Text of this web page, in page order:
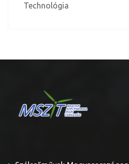
Technológia